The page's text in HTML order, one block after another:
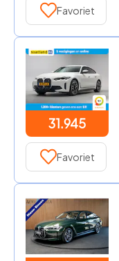
Favoriet
31.945
Favoriet